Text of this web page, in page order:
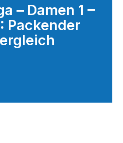
– Damen 1 –
Packender